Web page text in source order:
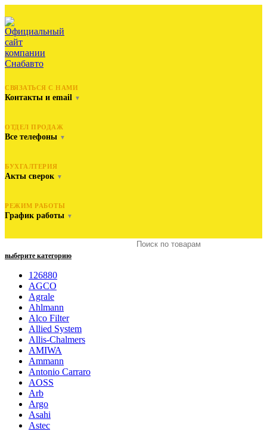
СВЯЗАТЬСЯ С НАМИ
Контакты и email ▼
ОТДЕЛ ПРОДАЖ
Все телефоны ▼
БУХГАЛТЕРИЯ
Акты сверок ▼
РЕЖИМ РАБОТЫ
График работы ▼
выберите категорию
126880
AGCO
Agrale
Ahlmann
Alco Filter
Allied System
Allis-Chalmers
AMIWA
Ammann
Antonio Carraro
AOSS
Arb
Argo
Asahi
Astec